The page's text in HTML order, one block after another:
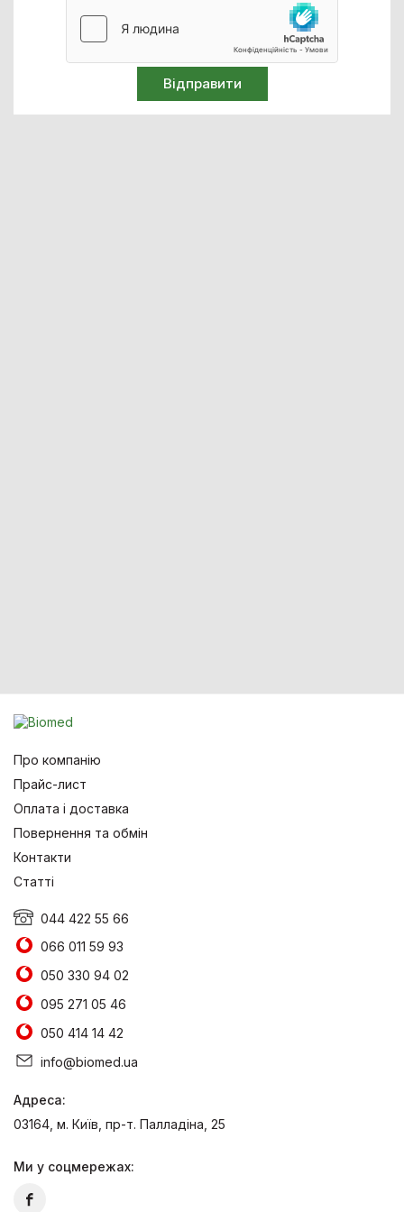
Про компанію
Прайс-лист
Оплата і доставка
Повернення та обмін
Контакти
Статті
044 422 55 66
066 011 59 93
050 330 94 02
095 271 05 46
050 414 14 42
info@biomed.ua
Адреса:
03164, м. Київ, пр-т. Палладіна, 25
Ми у соцмережах: